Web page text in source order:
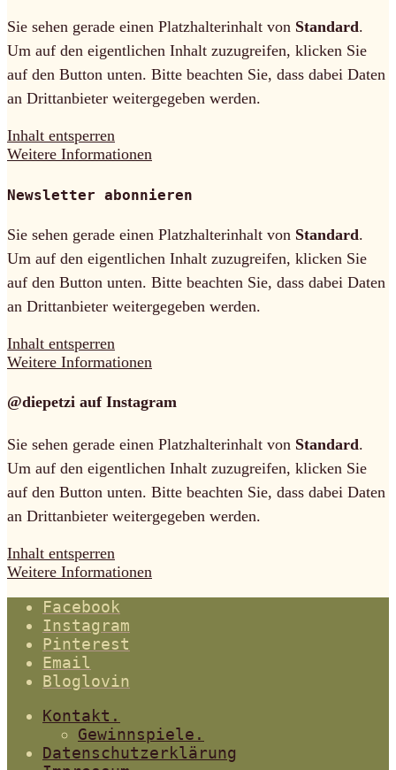
Sie sehen gerade einen Platzhalterinhalt von Standard.
Um auf den eigentlichen Inhalt zuzugreifen, klicken Sie
auf den Button unten. Bitte beachten Sie, dass dabei Daten
an Drittanbieter weitergegeben werden.
Inhalt entsperren
Weitere Informationen
Newsletter abonnieren
Sie sehen gerade einen Platzhalterinhalt von Standard.
Um auf den eigentlichen Inhalt zuzugreifen, klicken Sie
auf den Button unten. Bitte beachten Sie, dass dabei Daten
an Drittanbieter weitergegeben werden.
Inhalt entsperren
Weitere Informationen
@diepetzi auf Instagram
Sie sehen gerade einen Platzhalterinhalt von Standard.
Um auf den eigentlichen Inhalt zuzugreifen, klicken Sie
auf den Button unten. Bitte beachten Sie, dass dabei Daten
an Drittanbieter weitergegeben werden.
Inhalt entsperren
Weitere Informationen
Facebook
Instagram
Pinterest
Email
Bloglovin
Kontakt.
Gewinnspiele.
Datenschutzerklärung